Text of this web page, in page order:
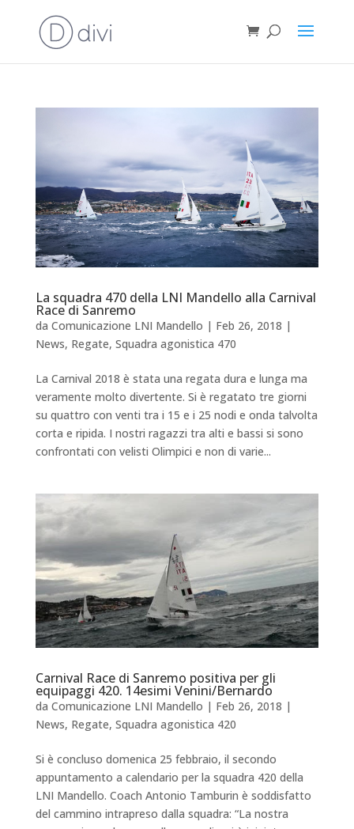
La squadra 470 della LNI Mandello alla Carnival
Race di Sanremo
da Comunicazione LNI Mandello | Feb 26, 2018 |
News, Regate, Squadra agonistica 470
La Carnival 2018 è stata una regata dura e lunga ma
veramente molto divertente. Si è regatato tre giorni
su quattro con venti tra i 15 e i 25 nodi e onda talvolta
corta e ripida. I nostri ragazzi tra alti e bassi si sono
confrontati con velisti Olimpici e non di varie...
Carnival Race di Sanremo positiva per gli
equipaggi 420. 14esimi Venini/Bernardo
da Comunicazione LNI Mandello | Feb 26, 2018 |
News, Regate, Squadra agonistica 420
Si è concluso domenica 25 febbraio, il secondo
appuntamento a calendario per la squadra 420 della
LNI Mandello. Coach Antonio Tamburin è soddisfatto
del cammino intrapreso dalla squadra: “La nostra